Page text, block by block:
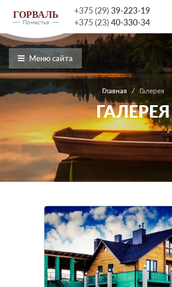
ГОРВАЛЬ
Поместье
+375 (29)39-223-19
+375 (23)40-330-34
Меню сайта
Главная / Галерея
ГАЛЕРЕЯ